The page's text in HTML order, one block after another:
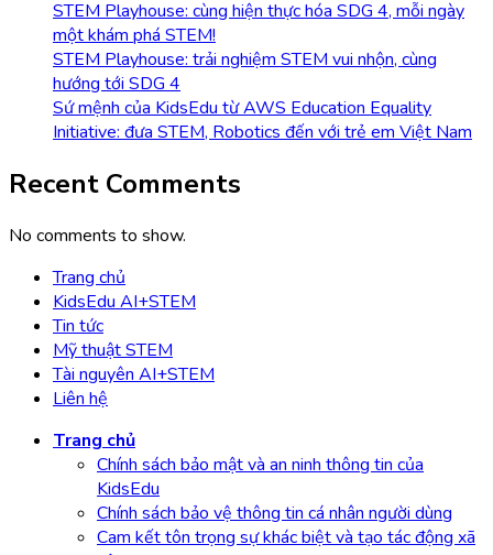
STEM Playhouse: cùng hiện thực hóa SDG 4, mỗi ngày
một khám phá STEM!
STEM Playhouse: trải nghiệm STEM vui nhộn, cùng
hướng tới SDG 4
Sứ mệnh của KidsEdu từ AWS Education Equality
Initiative: đưa STEM, Robotics đến với trẻ em Việt Nam
Recent Comments
No comments to show.
Trang chủ
KidsEdu AI+STEM
Tin tức
Mỹ thuật STEM
Tài nguyên AI+STEM
Liên hệ
Trang chủ
Chính sách bảo mật và an ninh thông tin của
KidsEdu
Chính sách bảo vệ thông tin cá nhân người dùng
Cam kết tôn trọng sự khác biệt và tạo tác động xã